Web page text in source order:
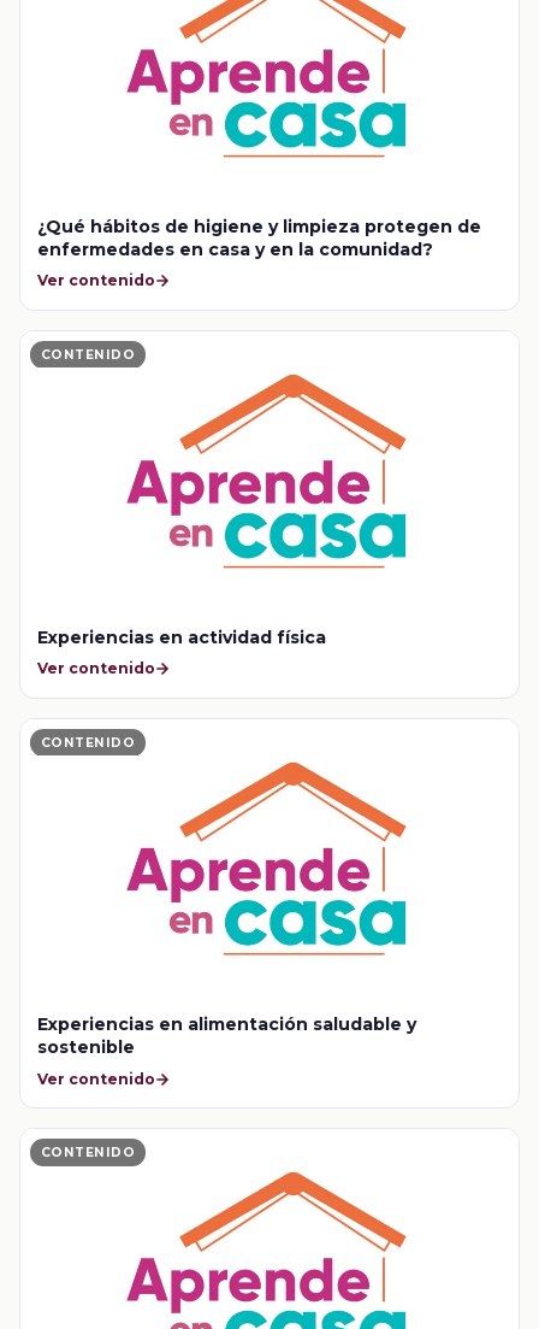
¿Qué hábitos de higiene y limpieza protegen de
enfermedades en casa y en la comunidad?
Ver contenido
CONTENIDO
Experiencias en actividad física
Ver contenido
CONTENIDO
Experiencias en alimentación saludable y
sostenible
Ver contenido
CONTENIDO